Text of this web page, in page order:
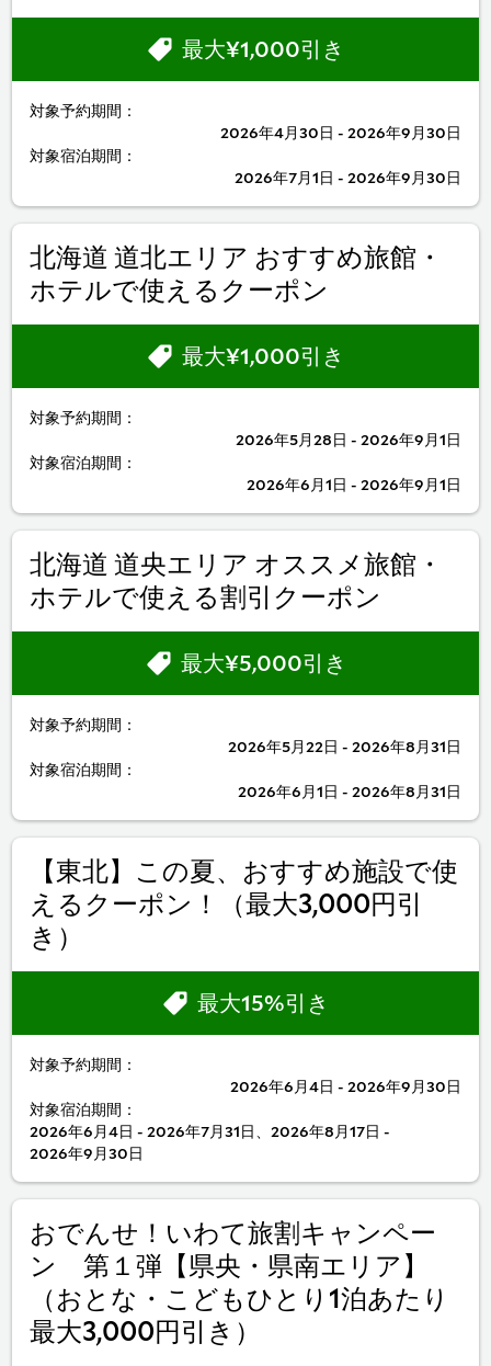
対象予約期間：
2026年4月30日 - 2026年9月30日
対象宿泊期間：
2026年7月1日 - 2026年9月30日
最大¥1,000引き
対象予約期間：
2026年5月28日 - 2026年9月1日
対象宿泊期間：
2026年6月1日 - 2026年9月1日
最大¥1,000引き
北海道 道北エリア おすすめ旅館・
ホテルで使えるクーポン
対象予約期間：
2026年5月22日 - 2026年8月31日
対象宿泊期間：
2026年6月1日 - 2026年8月31日
最大¥5,000引き
北海道 道央エリア オススメ旅館・
ホテルで使える割引クーポン
対象予約期間：
2026年6月4日 - 2026年9月30日
対象宿泊期間：
2026年6月4日 - 2026年7月31日、2026年8月17日 -
2026年9月30日
最大15%引き
【東北】この夏、おすすめ施設で使
えるクーポン！（最大3,000円引
き）
おでんせ！いわて旅割キャンペー
ン 第１弾【県央・県南エリア】
（おとな・こどもひとり1泊あたり
最大3,000円引き）